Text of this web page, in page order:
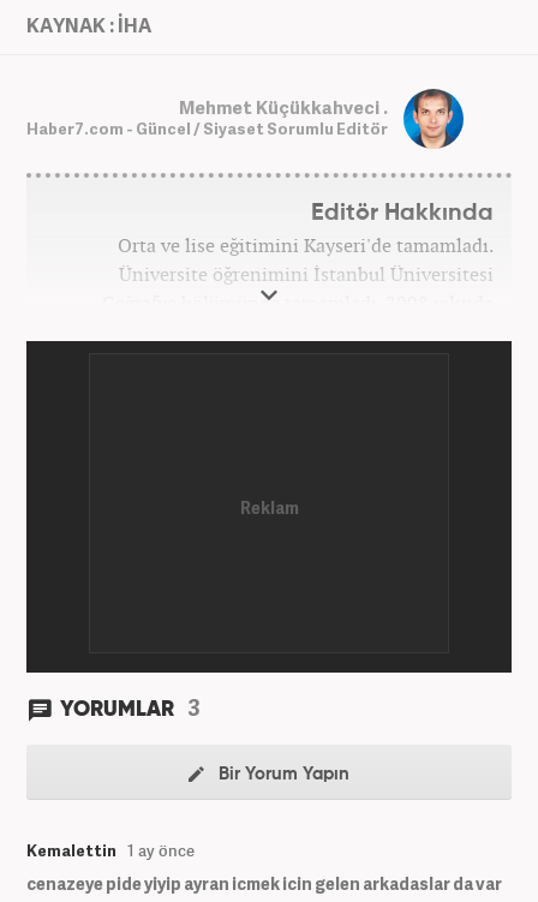
KAYNAK : İHA
Mehmet Küçükkahveci .
Haber7.com - Güncel / Siyaset Sorumlu Editör
Editör Hakkında
Orta ve lise eğitimini Kayseri'de tamamladı.
Üniversite öğrenimini İstanbul Üniversitesi
Coğrafya bölümünde tamamladı. 2008 yılında
YORUMLAR 3
Bir Yorum Yapın
Kemalettin 1 ay önce
cenazeye pide yiyip ayran icmek icin gelen arkadaslar da var